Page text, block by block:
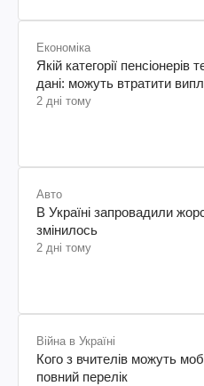
Економіка
Якій категорії
дані: можуть втратити
2 дні тому
Авто
В Україні запровадили
змінилось
2 дні тому
Війна в Україні
Кого з вчителів можуть
повний перелік